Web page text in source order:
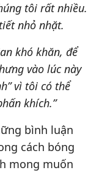
tôi rất nhiều.
nhỏ nhặt.
khó khăn, để
vào lúc này
vì tôi có thể
khích.”
bình luận
cách bóng
mong muốn